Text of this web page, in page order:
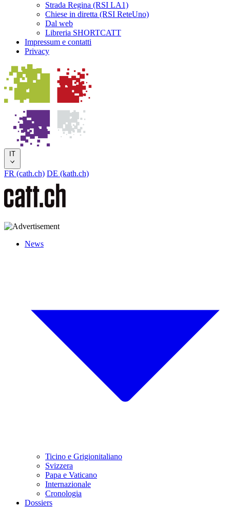
Strada Regina (RSI LA1)
Chiese in diretta (RSI ReteUno)
Dal web
Libreria SHORTCATT
Impressum e contatti
Privacy
IT
FR (cath.ch) DE (kath.ch)
News
Ticino e Grigionitaliano
Svizzera
Papa e Vaticano
Internazionale
Cronologia
Dossiers